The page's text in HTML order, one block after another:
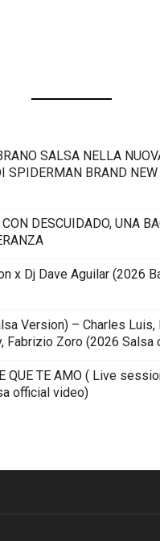
SALSA NELLA
SPIDERMAN BRAND
DESCUIDADO, UNA
x Dj Dave Aguilar (2026
Version) – Charles
Fabrizio Zoro (2026 Salsa
QUE TE AMO ( Live
official video)